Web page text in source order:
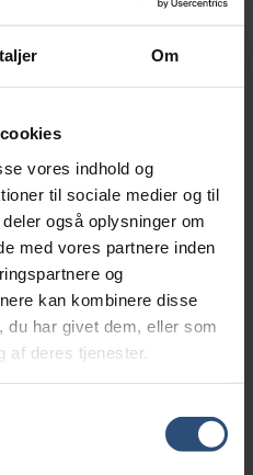
Om
vores indhold og
til sociale medier og til
også oplysninger om
med vores partnere inden
og
kan kombinere disse
du har givet dem, eller som
af deres tjenester.
Da vi anbefaler
er
som derfor ikke
ved brug
højde for
forurenet
udvidelse af
skiltning,
hæk og træer.